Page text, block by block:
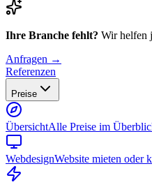
Ihre Branche fehlt? Wir helfen
Anfragen →
Referenzen
Preise
ÜbersichtAlle Preise im
WebdesignWebsite mieten oder